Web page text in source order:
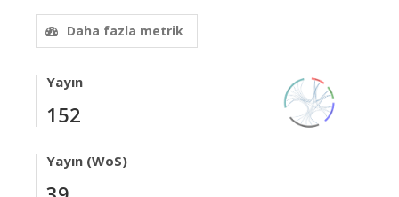
Daha fazla metrik
Yayın
152
Yayın (WoS)